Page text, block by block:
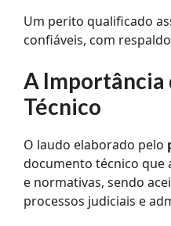
Um perito qualificado
confiáveis, com
A Importância
Técnico
O laudo elaborado pelo
documento técnico que
e normativas, sendo
processos judiciais e